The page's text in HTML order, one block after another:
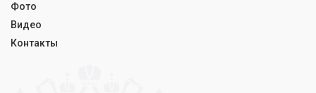
Фото
Видео
Контакты